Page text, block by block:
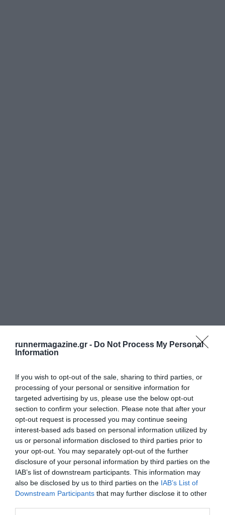
runnermagazine.gr - Do Not Process My Personal
Information
If you wish to opt-out of the sale, sharing to third parties, or
processing of your personal or sensitive information for
targeted advertising by us, please use the below opt-out
section to confirm your selection. Please note that after your
opt-out request is processed you may continue seeing
interest-based ads based on personal information utilized by
us or personal information disclosed to third parties prior to
your opt-out. You may separately opt-out of the further
disclosure of your personal information by third parties on the
IAB’s list of downstream participants. This information may
also be disclosed by us to third parties on the IAB’s List of
Downstream Participants that may further disclose it to other